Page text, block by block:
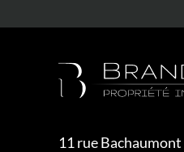
11 rue Bachaumont